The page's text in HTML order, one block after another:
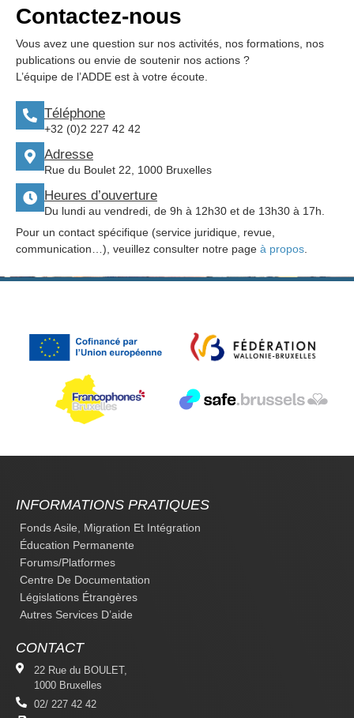
Contactez-nous
Vous avez une question sur nos activités, nos formations, nos
publications ou envie de soutenir nos actions ?
L’équipe de l’ADDE est à votre écoute.
Téléphone
+32 (0)2 227 42 42
Adresse
Rue du Boulet 22, 1000 Bruxelles
Heures d’ouverture
Du lundi au vendredi, de 9h à 12h30 et de 13h30 à 17h.
Pour un contact spécifique (service juridique, revue,
communication…), veuillez consulter notre page à propos
INFORMATIONS PRATIQUES
Fonds Asile, Migration Et Intégration
Éducation Permanente
Forums/platformes
Centre De Documentation
Législations Étrangères
Autres Services D’aide
CONTACT
22 Rue du BOULET,
1000 Bruxelles
02/ 227 42 42